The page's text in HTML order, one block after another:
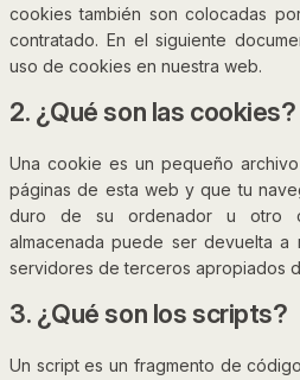
cookies también son colocadas
contratado. En el siguiente
uso de cookies en nuestra web.
2. ¿Qué son las cookies?
Una cookie es un pequeño
páginas de esta web y que tu
duro de su ordenador u otro
almacenada puede ser devuelta
servidores de terceros apropiados
3. ¿Qué son los scripts?
Un script es un fragmento de